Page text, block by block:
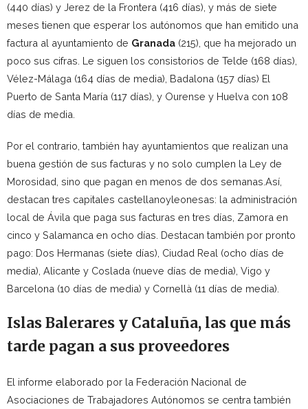
(440 días) y Jerez de la Frontera (416 días), y más de siete
meses tienen que esperar los autónomos que han emitido una
factura al ayuntamiento de Granada (215), que ha mejorado un
poco sus cifras. Le siguen los consistorios de Telde (168 días),
Vélez-Málaga (164 días de media), Badalona (157 días) El
Puerto de Santa María (117 días), y Ourense y Huelva con 108
días de media.
Por el contrario, también hay ayuntamientos que realizan una
buena gestión de sus facturas y no solo cumplen la Ley de
Morosidad, sino que pagan en menos de dos semanas.Así,
destacan tres capitales castellanoyleonesas: la administración
local de Ávila que paga sus facturas en tres días, Zamora en
cinco y Salamanca en ocho días. Destacan también por pronto
pago: Dos Hermanas (siete días), Ciudad Real (ocho días de
media), Alicante y Coslada (nueve días de media), Vigo y
Barcelona (10 días de media) y Cornellà (11 días de media).
Islas Balerares y Cataluña, las que más
tarde pagan a sus proveedores
El informe elaborado por la Federación Nacional de
Asociaciones de Trabajadores Autónomos se centra también